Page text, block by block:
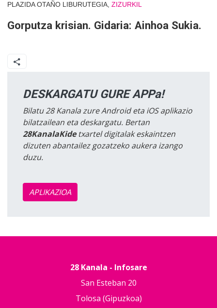
PLAZIDA OTAÑO LIBURUTEGIA, ZIZURKIL
Gorputza krisian. Gidaria: Ainhoa Sukia.
DESKARGATU GURE APPa!
Bilatu 28 Kanala zure Android eta iOS aplikazio
bilatzailean eta deskargatu. Bertan
28KanalaKidetxartel digitalak eskaintzen
dizuten abantailez gozatzeko aukera izango
duzu.
APLIKAZIOA
28 Kanala - Infosare
San Esteban 20
Tolosa (Gipuzkoa)